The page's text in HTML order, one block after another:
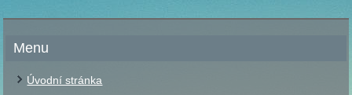
Menu
Úvodní stránka